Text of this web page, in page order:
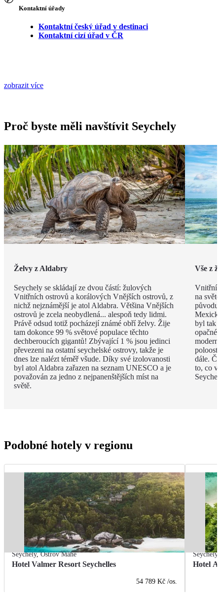
Kontaktní úřady
Kontaktní český úřad v destinaci
Kontaktní cizí úřad v ČR
zobrazit více
Proč byste měli navštívit Seychely
Želvy z Aldabry
Seychely se skládají ze dvou částí: žulových
Vnitřních ostrovů a korálových Vnějších ostrovů, z
nichž nejznámější je atol Aldabra. Většina Vnějších
ostrovů je zcela neobydlená... alespoň tedy lidmi.
Právě odsud totiž pocházejí známé obří želvy. Žije
tam dokonce 99 % světové populace těchto
dechberoucích gigantů! Zbývající 1 % jsou jedinci
převezeni na ostatní seychelské ostrovy, takže je
dnes lze nalézt téměř všude. Díky své izolovanosti
byl atol Aldabra zařazen na seznam UNESCO a je
považován za jedno z nejpanenštějších míst na
světě.
Vše z
Vnitřní
na
byl tak
opačné
dále.
to, co
Podobné hotely v regionu
Seychely,Ostrov Mahé
Hotel Valmer Resort Seychelles
54 789 Kč /os.
Seychely
Hotel